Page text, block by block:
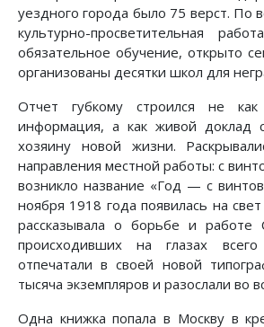
уездного города было 75 верст. По
культурно-просветительная
обязательное обучение, открыто
организованы десятки школ для
Отчет губкому строился не
информация, а как живой доклад
хозяину новой жизни.
направления местной работы: с
возникло название «Год — с
ноября 1918 года появилась на
рассказывала о борьбе и работе
происходивших на глазах
отпечатали в своей новой
тысяча экземпляров и разослали во
Одна книжка попала в Москву в